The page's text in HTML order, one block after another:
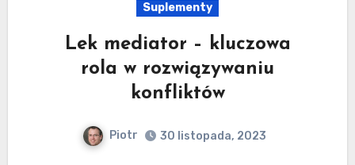
Suplementy
Lek mediator – kluczowa
rola w rozwiązywaniu
konfliktów
Piotr 30 listopada, 2023